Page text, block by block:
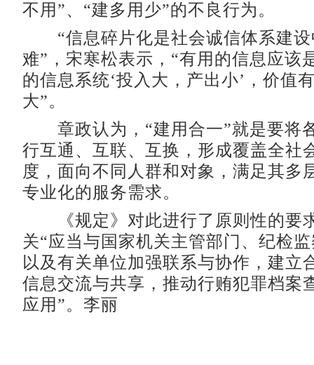
不用”、“建多用少”的不良行为。
“信息碎片化是社会诚信体系建设
难”，宋寒松表示，“有用的信息应该
的信息系统‘投入大，产出小’，价值
大”。
章政认为，“建用合一”就是要将
行互通、互联、互换，形成覆盖全社
度，面向不同人群和对象，满足其多
专业化的服务需求。
《规定》对此进行了原则性的要
关“应当与国家机关主管部门、纪检
以及有关单位加强联系与协作，建立
信息交流与共享，推动行贿犯罪档案
应用”。李丽